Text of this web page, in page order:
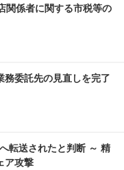
関係者に関する市税等の
委託先の見直しを完了
転送されたと判断 ～ 精
ア攻撃